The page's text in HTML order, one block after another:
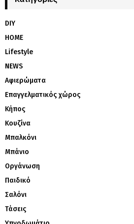
DIY
HOME
Lifestyle
NEWS
Αφιερώματα
Επαγγελματικός χώρος
Κήπος
Κουζίνα
Μπαλκόνι
Μπάνιο
Οργάνωση
Παιδικό
Σαλόνι
Τάσεις